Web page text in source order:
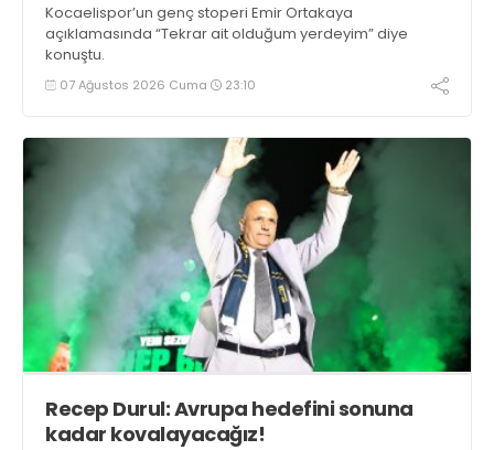
Kocaelispor’un genç stoperi Emir Ortakaya
açıklamasında “Tekrar ait olduğum yerdeyim” diye
konuştu.
07 Ağustos 2026 Cuma 23:10
Recep Durul: Avrupa hedefini sonuna
kadar kovalayacağız!